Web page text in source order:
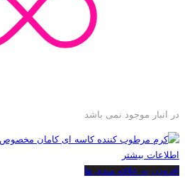
در انبار موجود نمی باشد
اطلاعات بیشتر
افزودن به علاقه مندی ها